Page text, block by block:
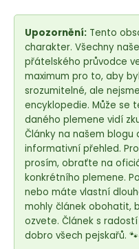
Upozornění: Tento
charakter. Všechny
přátelského průvodce
maximum pro to, aby
srozumitelné, ale
encyklopedie. Může se
daného plemene vidí
Články na našem blogu
informativní přehled.
prosím, obraťte na
konkrétního plemene.
nebo máte vlastní
mohly článek obohatit,
ozvete. Článek s
dobro všech pejskařů. 🐾
o